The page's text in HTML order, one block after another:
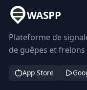
WASPP
Plateforme de
de guêpes et frelons
App Store